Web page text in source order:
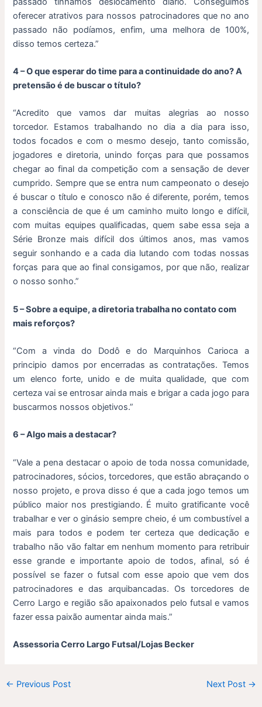
oferecer atrativos para nossos patrocinadores que no ano
passado não podíamos, enfim, uma melhora de 100%,
disso temos certeza.”
4 – O que esperar do time para a continuidade do ano? A
pretensão é de buscar o título?
“Acredito que vamos dar muitas alegrias ao nosso
torcedor. Estamos trabalhando no dia a dia para isso,
todos focados e com o mesmo desejo, tanto comissão,
jogadores e diretoria, unindo forças para que possamos
chegar ao final da competição com a sensação de dever
cumprido. Sempre que se entra num campeonato o desejo
é buscar o título e conosco não é diferente, porém, temos
a consciência de que é um caminho muito longo e difícil,
com muitas equipes qualificadas, quem sabe essa seja a
Série Bronze mais difícil dos últimos anos, mas vamos
seguir sonhando e a cada dia lutando com todas nossas
forças para que ao final consigamos, por que não, realizar
o nosso sonho.”
5 – Sobre a equipe, a diretoria trabalha no contato com
mais reforços?
“Com a vinda do Dodô e do Marquinhos Carioca a
principio damos por encerradas as contratações. Temos
um elenco forte, unido e de muita qualidade, que com
certeza vai se entrosar ainda mais e brigar a cada jogo para
buscarmos nossos objetivos.”
6 – Algo mais a destacar?
“Vale a pena destacar o apoio de toda nossa comunidade,
patrocinadores, sócios, torcedores, que estão abraçando o
nosso projeto, e prova disso é que a cada jogo temos um
público maior nos prestigiando. É muito gratificante você
trabalhar e ver o ginásio sempre cheio, é um combustível a
mais para todos e podem ter certeza que dedicação e
trabalho não vão faltar em nenhum momento para retribuir
esse grande e importante apoio de todos, afinal, só é
possível se fazer o futsal com esse apoio que vem dos
patrocinadores e das arquibancadas. Os torcedores de
Cerro Largo e região são apaixonados pelo futsal e vamos
fazer essa paixão aumentar ainda mais.”
Assessoria Cerro Largo Futsal/Lojas Becker
← Previous Post Next Post →